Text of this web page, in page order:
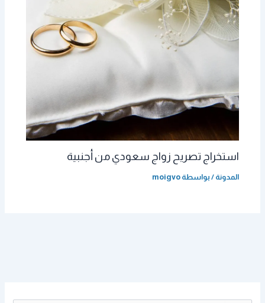
استخراج تصريح زواج سعودي من أجنبية
المدونة / بواسطة moigvo